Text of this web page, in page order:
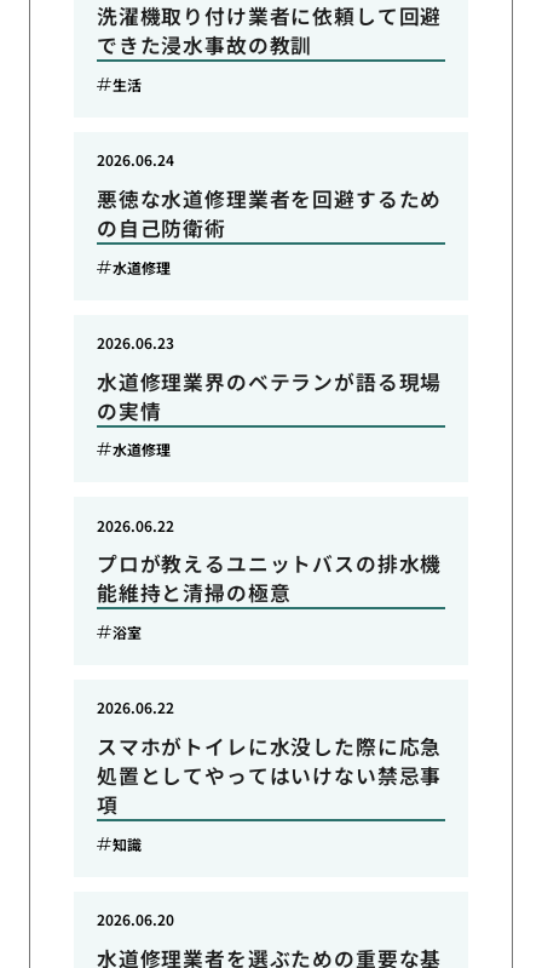
洗濯機取り付け業者に依頼して回避
できた浸水事故の教訓
生活
悪徳な水道修理業者を回避するため
の自己防衛術
2026.06.24
水道修理
水道修理業界のベテランが語る現場
の実情
2026.06.23
水道修理
プロが教えるユニットバスの排水機
能維持と清掃の極意
2026.06.22
浴室
スマホがトイレに水没した際に応急
処置としてやってはいけない禁忌事
項
2026.06.22
知識
水道修理業者を選ぶための重要な基
2026.06.20